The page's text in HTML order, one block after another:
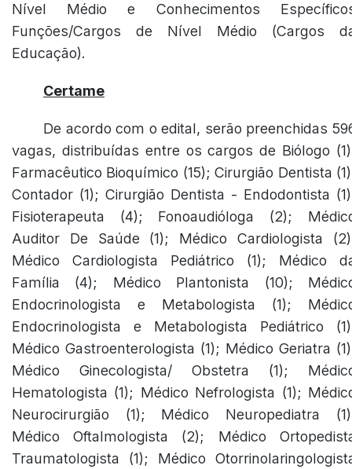
Nível Médio e Conhecimentos
Funções/Cargos de Nível Médio (Cargos
Educação).
Certame
De acordo com o edital, serão preenchidas
vagas, distribuídas entre os cargos de Biólogo
Farmacêutico Bioquímico (15); Cirurgião Dentista
Contador (1); Cirurgião Dentista - Endodontista
Fisioterapeuta (4); Fonoaudióloga (2);
Auditor De Saúde (1); Médico Cardiologista
Médico Cardiologista Pediátrico (1); Médico
Família (4); Médico Plantonista (10);
Endocrinologista e Metabologista (1);
Endocrinologista e Metabologista Pediátrico
Médico Gastroenterologista (1); Médico Geriatra
Médico Ginecologista/ Obstetra (1);
Hematologista (1); Médico Nefrologista (1);
Neurocirurgião (1); Médico Neuropediatra
Médico Oftalmologista (2); Médico
Traumatologista (1); Médico